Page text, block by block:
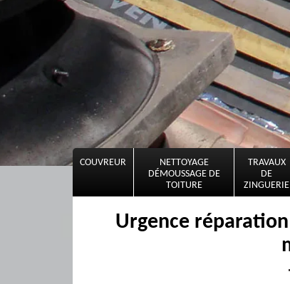
COUVREUR
NETTOYAGE
DÉMOUSSAGE DE
TOITURE
TRAVAUX
DE
ZINGUERIE
Urgence